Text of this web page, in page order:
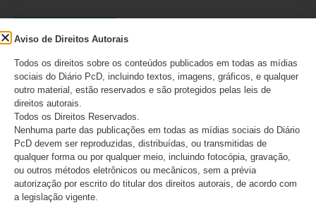
Presidente do STF
encaminha comunicado
Poderes antes da publicação
do acórdão
08/08/2026
Aviso de Direitos Autorais
Todos os direitos sobre os conteúdos publicados em todas as mídias
sociais do Diário PcD, incluindo textos, imagens, gráficos, e qualquer
outro material, estão reservados e são protegidos pelas leis de
direitos autorais.
Todos os Direitos Reservados.
Nenhuma parte das publicações em todas as mídias sociais do Diário
PcD devem ser reproduzidas, distribuídas, ou transmitidas de
qualquer forma ou por qualquer meio, incluindo fotocópia, gravação,
ou outros métodos eletrônicos ou mecânicos, sem a prévia
autorização por escrito do titular dos direitos autorais, de acordo com
a legislação vigente.